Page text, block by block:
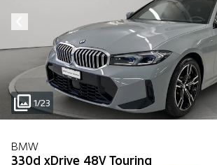
1/23
BMW
330d xDrive 48V Touring